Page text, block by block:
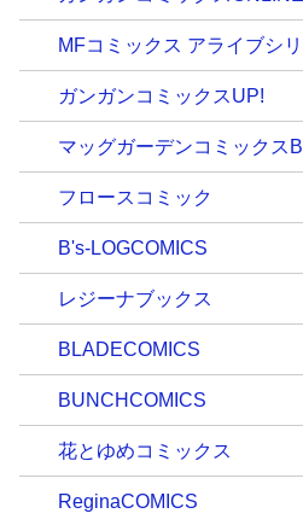
MFコミックス アライブシ
ガンガンコミックスUP!
マッグガーデンコミックス
フロースコミック
B's-LOGCOMICS
レジーナブックス
BLADECOMICS
BUNCHCOMICS
花とゆめコミックス
ReginaCOMICS